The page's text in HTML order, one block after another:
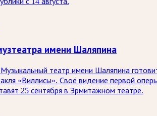
имени Шаляпина
Музыкальный театр имени Шаляпина
«Виллисы». Своё видение первой
25 сентября в Эрмитажном театре.